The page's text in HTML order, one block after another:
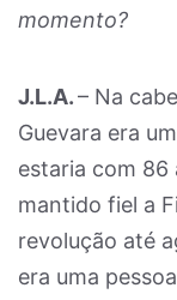
momento?
J.L.A.– Na
Guevara era
estaria com 86
mantido fiel a
revolução até
era uma